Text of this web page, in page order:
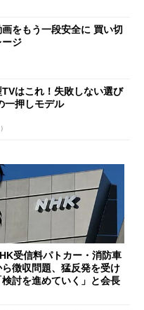
をもう一段安全に 買い切
ージ
はこれ！失敗しない選び
一押しモデル
受信料パトカー・消防車
ら徴収問題、猛反発を受け
検討を進めていく」と会長